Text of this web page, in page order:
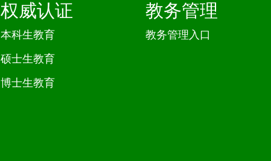
权威认证
本科生教育
硕士生教育
博士生教育
教务管理
教务管理入口